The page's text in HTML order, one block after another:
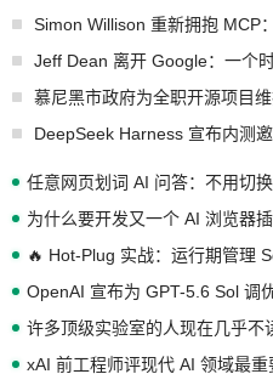
Simon Willison 重新拥抱 MCP
Jeff Dean 离开 Google：一个
慕尼黑市政府为全职开源项目
任意网页划词 AI 问答：不用切
为什么要开发又一个 AI 浏览器
🔥 Hot-Plug 实战：运行期管理
OpenAI 宣布为 GPT-5.6 Sol 调
许多顶级实验室的人现在几乎不
xAI 前工程师评现代 AI 领域最重